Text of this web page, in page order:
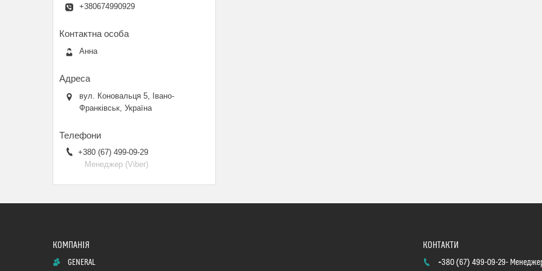
+380674990929
Анна
вул. Коновальця 5, Івано-
Франківськ, Україна
+380 (67) 499-09-29
Менеджер (Viber)
GENERAL +380 (67) 499-09-29